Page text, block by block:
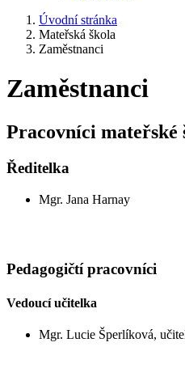
Úvodní stránka
Mateřská škola
Zaměstnanci
Zaměstnanci
Pracovníci mateřské
Ředitelka
Mgr. Jana Harnay
Pedagogičtí pracovníci
Vedoucí učitelka
Mgr. Lucie Šperlíková,